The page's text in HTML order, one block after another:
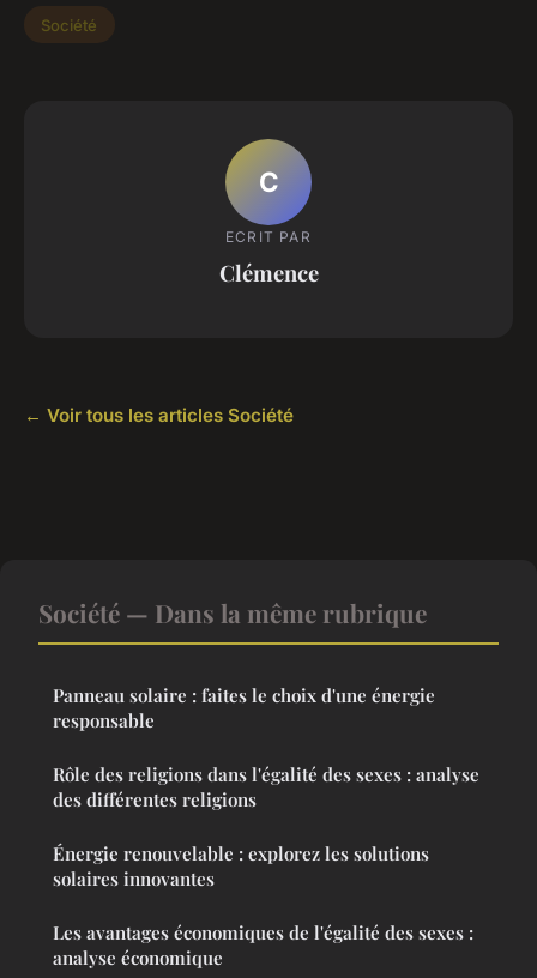
Société
C
ECRIT PAR
Clémence
← Voir tous les articles Société
Société — Dans la même rubrique
Panneau solaire : faites le choix d'une énergie
responsable
Rôle des religions dans l'égalité des sexes : analyse
des différentes religions
Énergie renouvelable : explorez les solutions
solaires innovantes
Les avantages économiques de l'égalité des sexes :
analyse économique